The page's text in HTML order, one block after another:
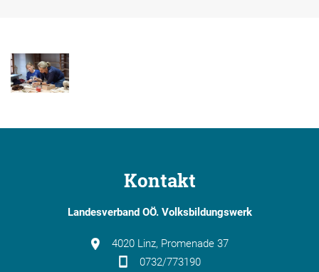
Kontakt
Landesverband OÖ. Volksbildungswerk
4020 Linz, Promenade 37
0732/773190